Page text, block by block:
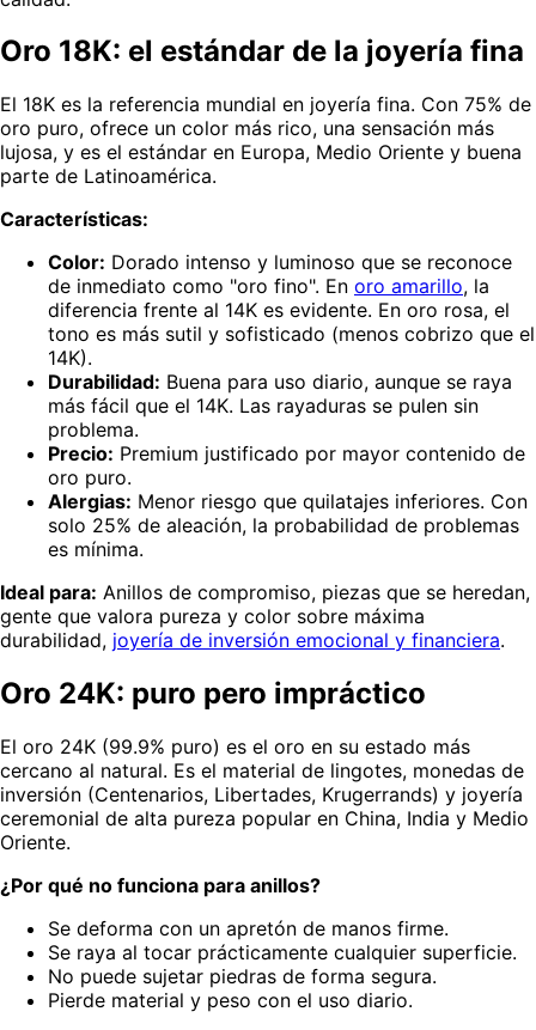
Oro 18K: el estándar de la joyería fina
El 18K es la referencia mundial en joyería fina. Con 75% de
oro puro, ofrece un color más rico, una sensación más
lujosa, y es el estándar en Europa, Medio Oriente y buena
parte de Latinoamérica.
Características:
Color: Dorado intenso y luminoso que se reconoce
de inmediato como "oro fino". En oro amarillo, la
diferencia frente al 14K es evidente. En oro rosa, el
tono es más sutil y sofisticado (menos cobrizo que el
14K).
Durabilidad: Buena para uso diario, aunque se raya
más fácil que el 14K. Las rayaduras se pulen sin
problema.
Precio: Premium justificado por mayor contenido de
oro puro.
Alergias: Menor riesgo que quilatajes inferiores. Con
solo 25% de aleación, la probabilidad de problemas
es mínima.
Ideal para: Anillos de compromiso, piezas que se heredan,
gente que valora pureza y color sobre máxima
durabilidad, joyería de inversión emocional y financiera.
Oro 24K: puro pero impráctico
El oro 24K (99.9% puro) es el oro en su estado más
cercano al natural. Es el material de lingotes, monedas de
inversión (Centenarios, Libertades, Krugerrands) y joyería
ceremonial de alta pureza popular en China, India y Medio
Oriente.
¿Por qué no funciona para anillos?
Se deforma con un apretón de manos firme.
Se raya al tocar prácticamente cualquier superficie.
No puede sujetar piedras de forma segura.
Pierde material y peso con el uso diario.